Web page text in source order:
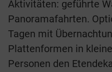
Aktivitäten: geführte
Panoramafahrten.
Tagen mit
Plattenformen in
Personen den